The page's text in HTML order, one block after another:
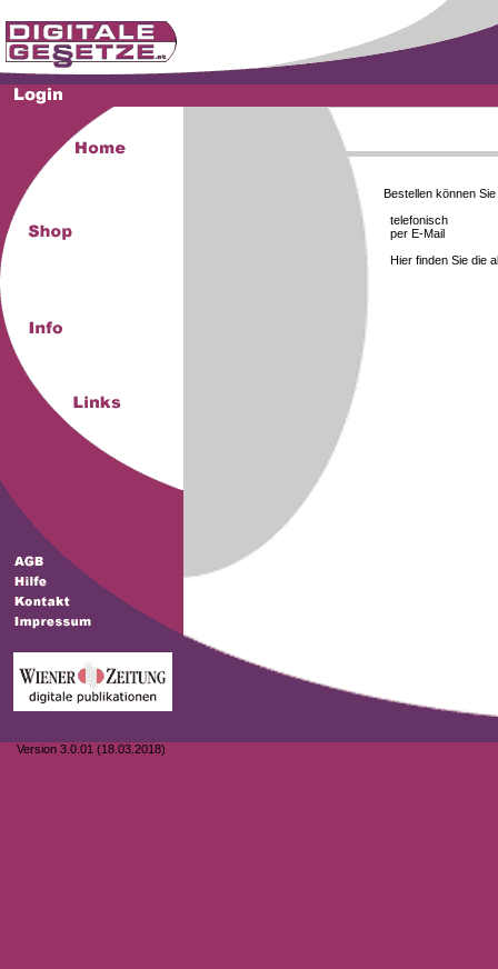
Version 3.0.01 (18.03.2018)
Bestellen können Sie
telefonisch
per E-Mail
Hier finden Sie die